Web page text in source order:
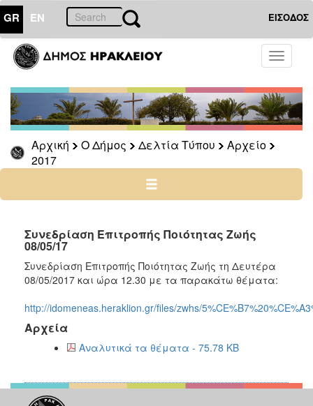
GR EN ΕΙΣΟΔΟΣ
Toggle
Αρχική Ο Δήμος Δελτία Τύπου
Αρχείο
2017
ΔΗΜΟΣ
Δελτία
Τύπου
Αρχείο
2026
2025
2022
2021
2020
2018
2017
2016
2013
Συνεδρίαση Επιτροπής Ποιότητας Ζωής
08/05/17
Συνεδρίαση Επιτροπής Ποιότητας Ζωής τη Δευτέρα
08/05/2017 και ώρα 12.30 με τα παρακάτω θέματα:
http://idomeneas.heraklion.gr/files/zwhs/
Αρχεία
Αναλυτικά τα θέματα - 75.78 KB